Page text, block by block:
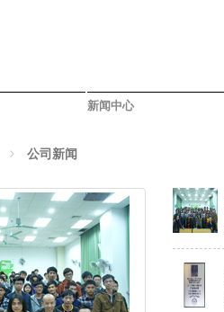
新闻中心
公司新闻